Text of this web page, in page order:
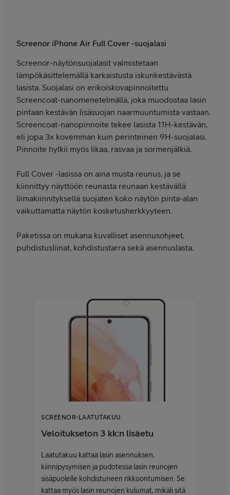
Screenor iPhone Air Full Cover -suojalasi
Screenor-näytönsuojalasit valmistetaan
lämpökäsittelemällä karkaistusta iskunkestävästä
lasista. Suojalasi on erikoiskovapinnoitettu
Screencoat-nanomenetelmällä, joka muodostaa lasin
pintaan kestävän lisäsuojan naarmuuntumista vastaan.
Screencoat-nanopinnoite tekee lasista 11H-kestävän,
eli jopa 3x kovemman kuin perinteinen 9H-suojalasi.
Pinnoite hylkii myös likaa, rasvaa ja sormenjälkiä.
Full Cover -lasissa on aina musta reunus, ja se
kiinnittyy näyttöön reunasta reunaan kestävällä
liimakiinnityksellä suojaten koko näytön pinta-alan
vaikuttamatta näytön kosketusherkkyyteen.
Paketissa on mukana kuvalliset asennusohjeet,
puhdistusliinat, kohdistustarra sekä asennuslasta.
SCREENOR-LAATUTAKUU
Veloitukseton 3 kk:n lisäetu
Laatutakuu kattaa lasin asennuksen,
kiinnipysymisen ja pudotessa lasin reunojen
sisäpuolelle kohdistuneen rikkoontumisen. Se
kattaa myös lasin reunojen kulumat, mikäli sitä